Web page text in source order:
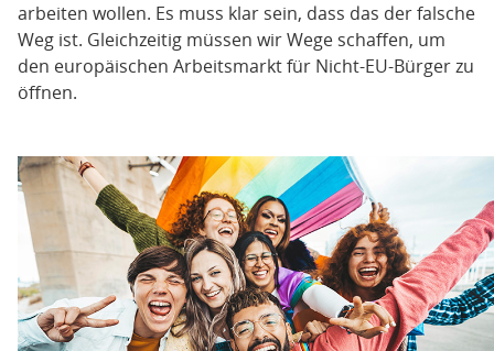
arbeiten wollen. Es muss klar sein, dass das der falsche
Weg ist. Gleichzeitig müssen wir Wege schaffen, um
den europäischen Arbeitsmarkt für Nicht-EU-Bürger zu
öffnen.